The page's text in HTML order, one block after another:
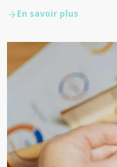
En savoir plus